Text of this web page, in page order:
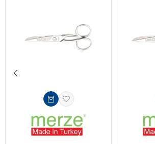
Kullanım Alanı:Terzi
profesyonel kumaş kesimleri